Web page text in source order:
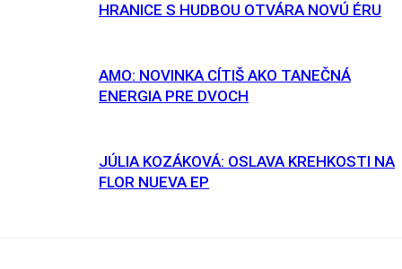
HRANICE S HUDBOU OTVÁRA NOVÚ ÉRU
AMO: NOVINKA CÍTIŠ AKO TANEČNÁ
ENERGIA PRE DVOCH
JÚLIA KOZÁKOVÁ: OSLAVA KREHKOSTI NA
FLOR NUEVA EP